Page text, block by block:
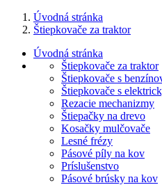
Úvodná stránka
Štiepkovače za traktor
Úvodná stránka
Štiepkovače za traktor
Štiepkovače s
Štiepkovače s
Rezacie mechanizmy
Štiepačky na drevo
Kosačky mulčovače
Lesné frézy
Pásové píly na kov
Príslušenstvo
Pásové brúsky na kov